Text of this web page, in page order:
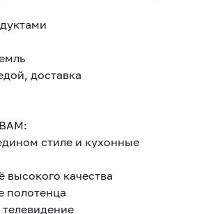
доставка
стиле и кухонные
высокого качества
полотенца